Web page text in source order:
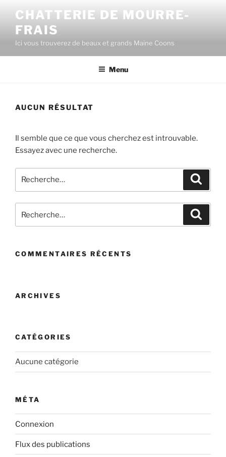
contenu
principal
CHATTERIE DE MOURRE-
FRAIS
Ici vous trouverez de beaux et grands Maine Coons
Menu
AUCUN RÉSULTAT
Il semble que ce que vous cherchez est introuvable.
Essayez avec une recherche.
pour
pour
COMMENTAIRES RÉCENTS
ARCHIVES
CATÉGORIES
Aucune catégorie
MÉTA
Connexion
Flux des publications